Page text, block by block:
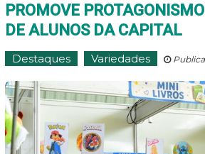
PROMOVE
DE ALUNOS DA CAPITAL
Destaques Variedades